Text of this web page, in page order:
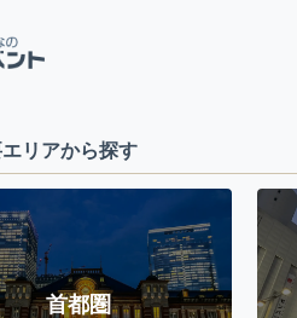
リアから探す
首都圏